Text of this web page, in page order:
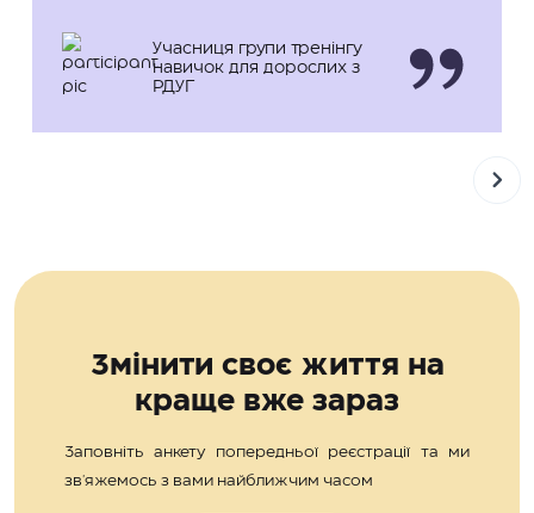
Учасниця групи тренінгу
навичок для дорослих з
РДУГ
Змінити своє життя на
краще вже зараз
Заповніть анкету попередньої реєстрації та ми
зв'яжемось з вами найближчим часом